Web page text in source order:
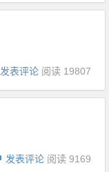
发表评论 阅读 19807
发表评论 阅读 9169